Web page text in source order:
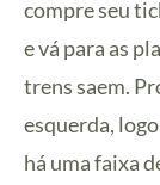
compre seu
e vá para as
trens saem.
esquerda,
há uma faixa